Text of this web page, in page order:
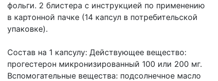
фольги. 2 блистера с инструкцией по применению
в картонной пачке (14 капсул в потребительской
упаковке).
Состав на 1 капсулу: Действующее вещество:
прогестерон микронизированный 100 или 200 мг.
Вспомогательные вещества: подсолнечное масло